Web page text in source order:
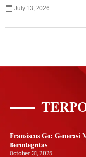
July 13, 2026
Fransiscus Go:
Berintegritas
October 31, 2025